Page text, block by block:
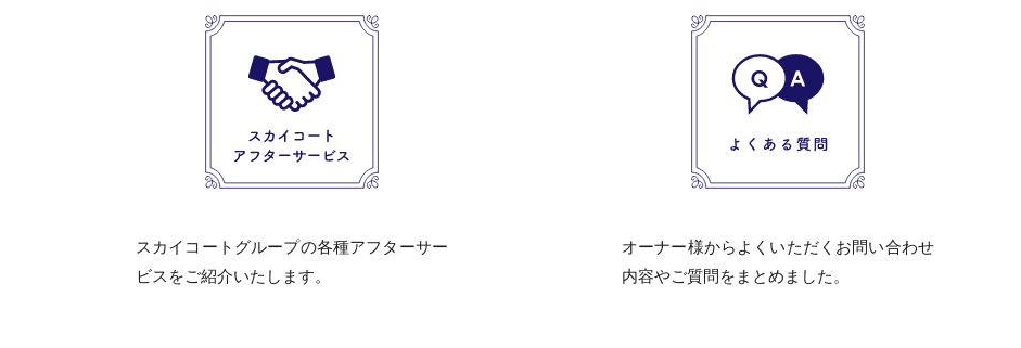
スカイコートグループの各種アフターサー
ビスをご紹介いたします。
オーナー様からよくいただくお問い合わせ
内容やご質問をまとめました。